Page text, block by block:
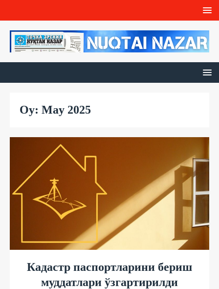
Oy: May 2025
Кадастр паспортларини бериш
муддатлари ўзгартирилди